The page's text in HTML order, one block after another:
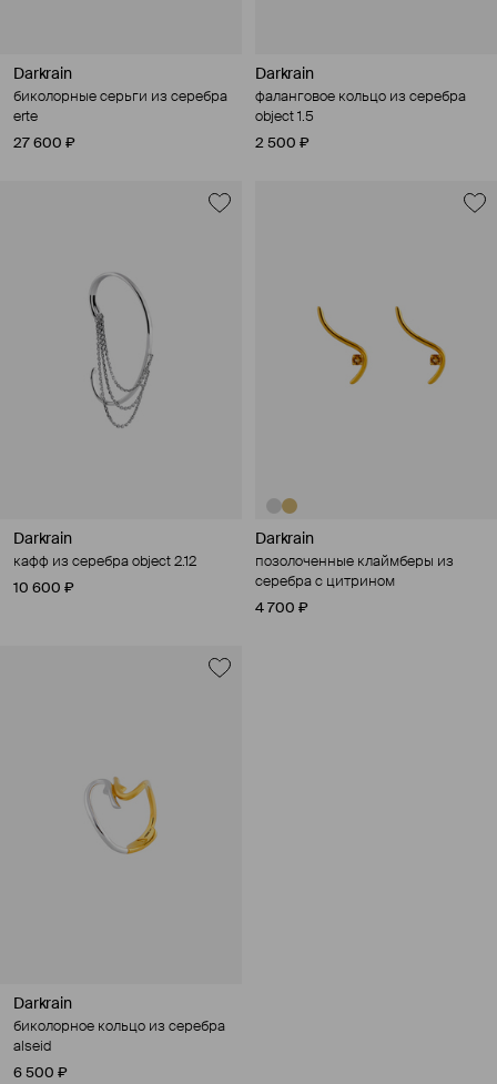
Darkrain
биколорные серьги из серебра
erte
27 600 ₽
Darkrain
фаланговое кольцо из серебра
object 1.5
2 500 ₽
Darkrain
кафф из серебра object 2.12
10 600 ₽
Darkrain
позолоченные клаймберы из
серебра с цитрином
4 700 ₽
Darkrain
биколорное кольцо из серебра
alseid
6 500 ₽